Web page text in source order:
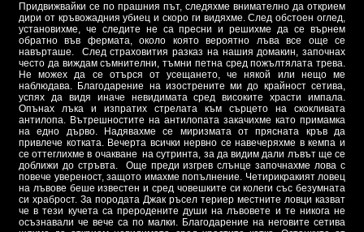
Придвижвайки се по прашния път, следяхме внимателно да открием
дири от кръвожадния убиец и скоро ги видяхме. След обстоен оглед,
установихме, че следите не са пресни и решихме да се върнем
обратно във фермата, около която вероятно лъва все още се
навърташе. След страховития разказ на нашия домакин, започнах
често да виждам съмнителни, тъмни петна сред пожълтялата трева.
Не можех да се отърся от усещането, че някой или нещо ме
наблюдава. Благодарение на изострените ми до крайност сетива,
успях да видя иначе невидимата сред високите храсти импала.
Опънах лъка и изпратих стрелата към сърцето на скокливата
антилопа. Вътрешностите на антилопата закачихме като примамка
на едно дърво. Надявахме се миризмата от прясната кръв да
привлече котката. Вечерта всички нервно се навечеряхме в кемпа и
се оттеглихме в очакване на сутринта, за да видим дали лъвът ще се
доближи до стръвта. Още преди изгрев слънце започнахме лова с
повече увереност, защото имахме попълнение. Четирикракият ловец
на лъвове беше известен и сред човешките си колеги със безумната
си храброст. За породата Джак ръсел териер местните ловци казват
че в тези кучета са преродените души на лъвовете и те никога не
осъзнавали че вече са по малки. Благодарение на неговите сетива